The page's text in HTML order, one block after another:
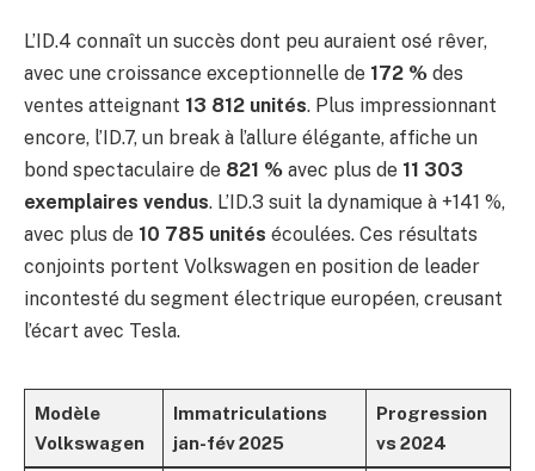
L’ID.4 connaît un succès dont peu auraient osé rêver,
avec une croissance exceptionnelle de 172 % des
ventes atteignant 13 812 unités. Plus impressionnant
encore, l’ID.7, un break à l’allure élégante, affiche un
bond spectaculaire de 821 % avec plus de 11 303
exemplaires vendus. L’ID.3 suit la dynamique à +141 %,
avec plus de 10 785 unités écoulées. Ces résultats
conjoints portent Volkswagen en position de leader
incontesté du segment électrique européen, creusant
l’écart avec Tesla.
Modèle
Volkswagen
Immatriculations
jan-fév 2025
Progression
vs 2024